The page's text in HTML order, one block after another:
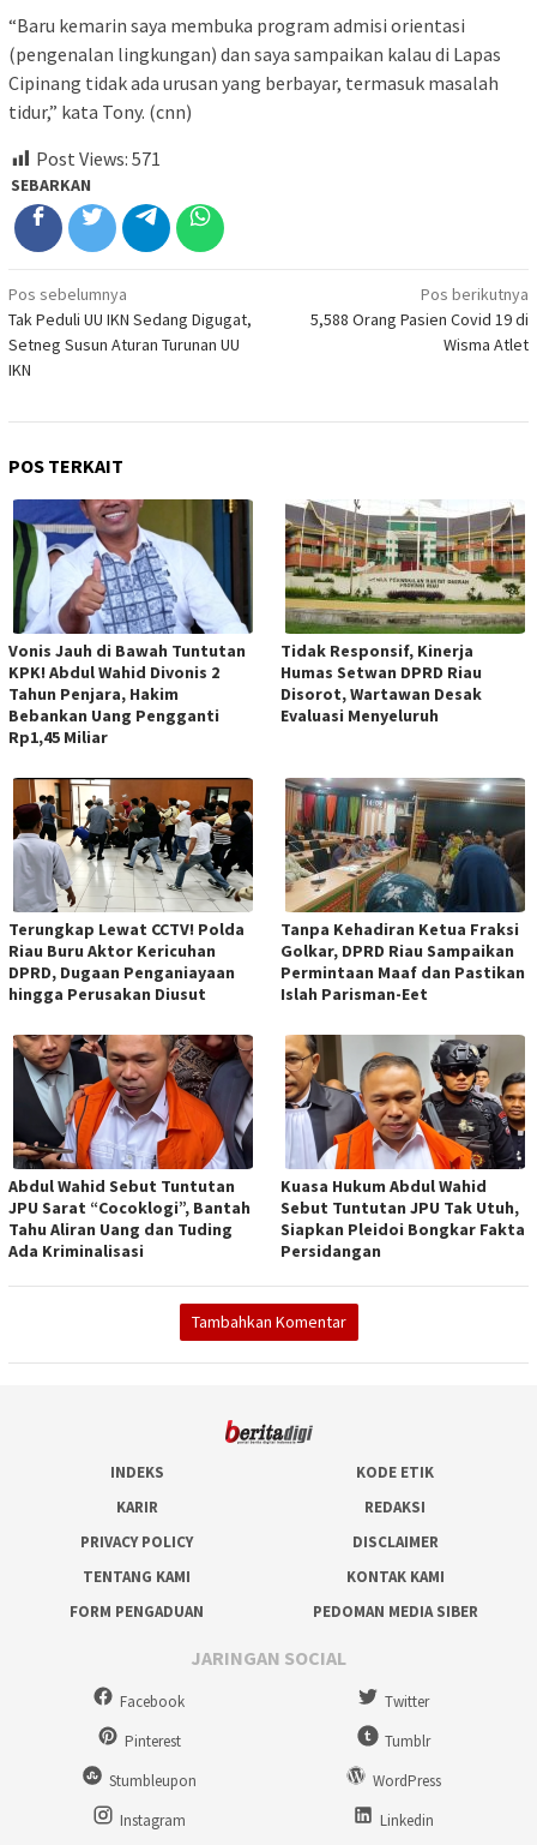
“Baru kemarin saya membuka program admisi orientasi
(pengenalan lingkungan) dan saya sampaikan kalau di Lapas
Cipinang tidak ada urusan yang berbayar, termasuk masalah
tidur,” kata Tony. (cnn)
Post Views: 571
SEBARKAN
Navigasi
pos
Pos sebelumnya
Tak Peduli UU IKN Sedang Digugat,
Setneg Susun Aturan Turunan UU
IKN
Pos berikutnya
5,588 Orang Pasien Covid 19 di
Wisma Atlet
POS TERKAIT
Vonis Jauh di Bawah Tuntutan
KPK! Abdul Wahid Divonis 2
Tahun Penjara, Hakim
Bebankan Uang Pengganti
Rp1,45 Miliar
Tidak Responsif, Kinerja
Humas Setwan DPRD Riau
Disorot, Wartawan Desak
Evaluasi Menyeluruh
Terungkap Lewat CCTV! Polda
Riau Buru Aktor Kericuhan
DPRD, Dugaan Penganiayaan
hingga Perusakan Diusut
Tanpa Kehadiran Ketua Fraksi
Golkar, DPRD Riau Sampaikan
Permintaan Maaf dan Pastikan
Islah Parisman-Eet
Abdul Wahid Sebut Tuntutan
JPU Sarat “Cocoklogi”, Bantah
Tahu Aliran Uang dan Tuding
Ada Kriminalisasi
Kuasa Hukum Abdul Wahid
Sebut Tuntutan JPU Tak Utuh,
Siapkan Pleidoi Bongkar Fakta
Persidangan
Tambahkan Komentar
INDEKS
KODE ETIK
KARIR
REDAKSI
PRIVACY POLICY
DISCLAIMER
TENTANG KAMI
KONTAK KAMI
FORM PENGADUAN
PEDOMAN MEDIA SIBER
JARINGAN SOCIAL
Facebook
Twitter
Pinterest
Tumblr
Stumbleupon
WordPress
Instagram
Linkedin